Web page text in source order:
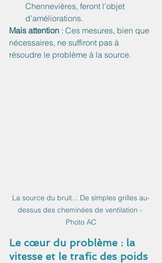
Chennevières, feront l’objet
d’améliorations.
Mais attention : Ces mesures, bien que
nécessaires, ne suffiront pas à
résoudre le problème à la source.
La source du bruit... De simples grilles au-
dessus des cheminées de ventilation -
Photo AC
Le cœur du problème : la
vitesse et le trafic des poids